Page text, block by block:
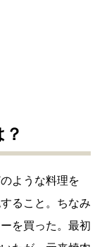
ような料理を
ること。ちなみ
を買った。最初